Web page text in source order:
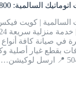
السالمية: 50476800
السالمية | كويت
في صيانة كافة أنواع
بقطع غيار أصلية